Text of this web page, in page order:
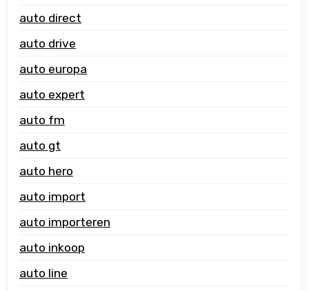
auto direct
auto drive
auto europa
auto expert
auto fm
auto gt
auto hero
auto import
auto importeren
auto inkoop
auto line